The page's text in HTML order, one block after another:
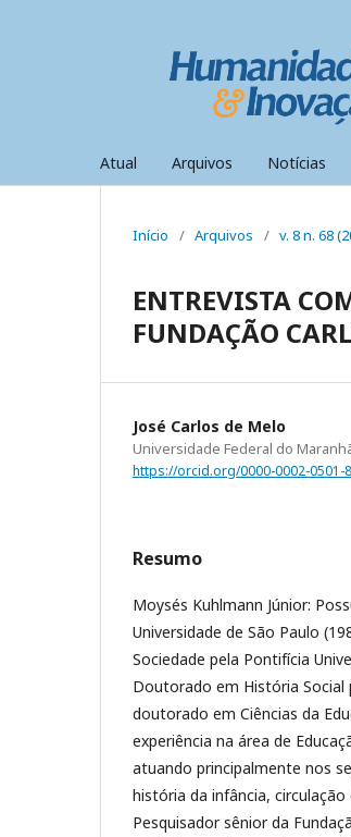
Atual Arquivos Notícias
Início / Arquivos / v. 8 n. 68
ENTREVISTA
FUNDAÇÃO
José Carlos de Melo
Universidade Federal do
https://orcid.org/0000-0002-0501-
Resumo
Moysés Kuhlmann Júnior:
Universidade de São Paulo
Sociedade pela Pontifícia
Doutorado em História Social
doutorado em Ciências da
experiência na área de
atuando principalmente nos
história da infância,
Pesquisador sênior da